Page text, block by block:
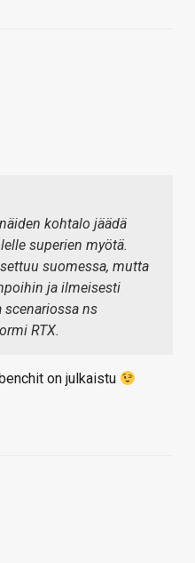
kohtalo jäädä
superien myötä.
suomessa, mutta
ja ilmeisesti
scenariossa ns
RTX.
on julkaistu